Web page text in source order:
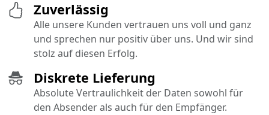
Diskrete Lieferung
Absolute Vertraulichkeit der Daten sowohl für
den Absender als auch für den Empfänger.
Zuverlässig
Alle unsere Kunden vertrauen uns voll und ganz
und sprechen nur positiv über uns. Und wir sind
stolz auf diesen Erfolg.